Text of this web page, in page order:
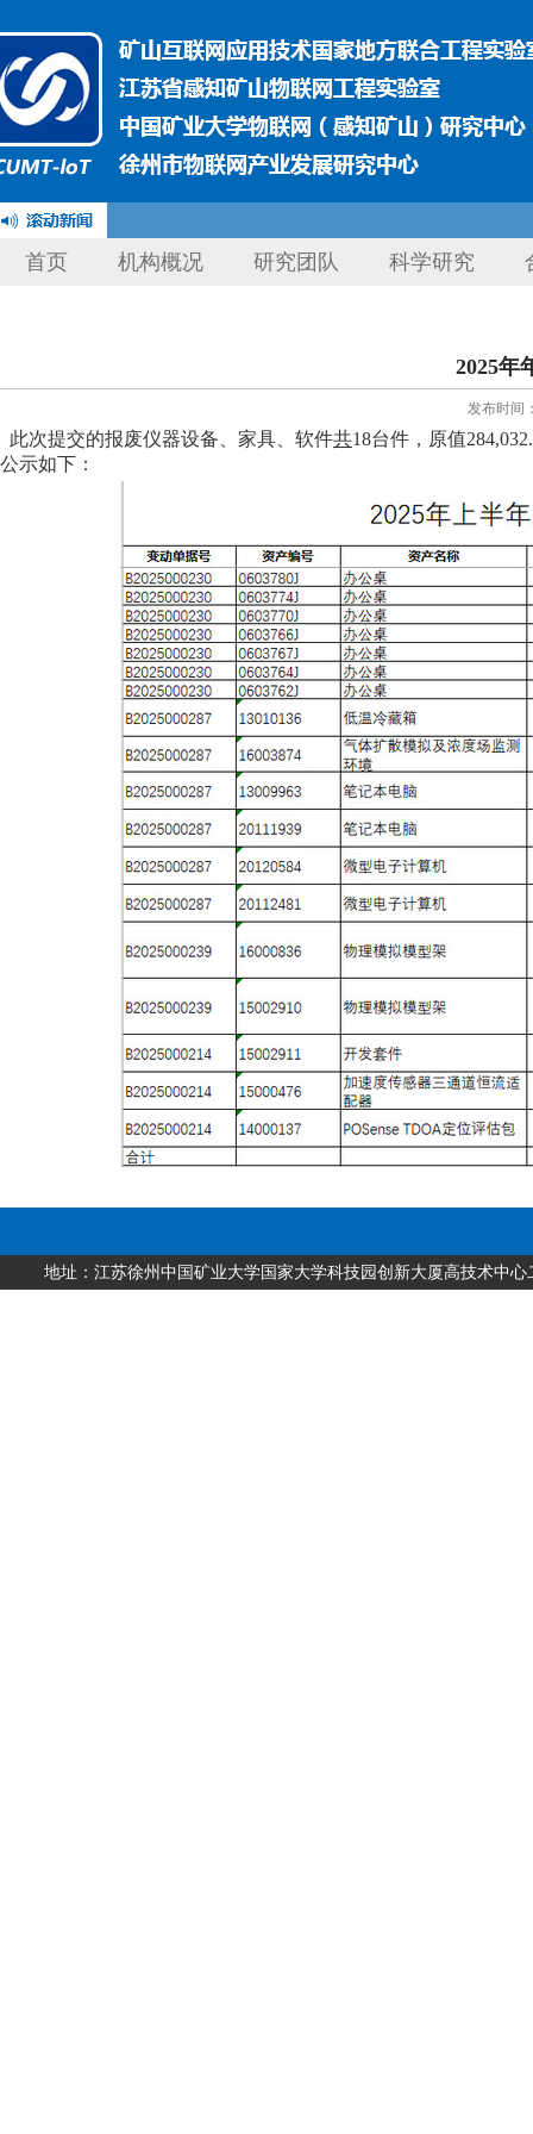
首页 机构概况 研究团队 科学研究
2025年
发布时间
此次提交的报废仪器设备、家具、软件共18台件，原值
公示如下：
地址：江苏徐州中国矿业大学国家大学科技园创新大厦高技术